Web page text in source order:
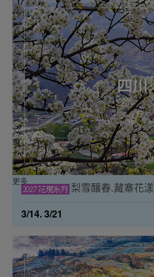
四川
梨雪釀春.藏寨花
3/14. 3/21
更多